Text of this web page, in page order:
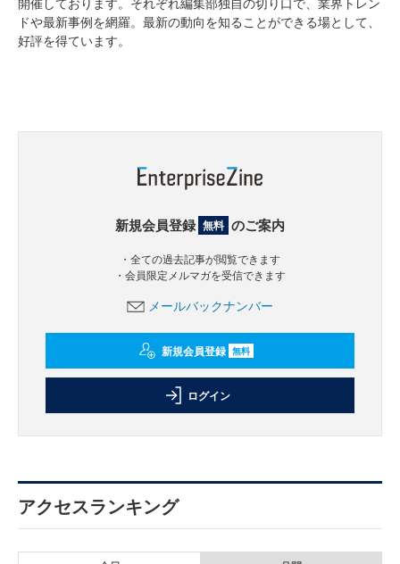
ドや最新事例を網羅。最新の動向を知ることができる場として、
好評を得ています。
新規会員登録 無料 のご案内
・全ての過去記事が閲覧できます
・会員限定メルマガを受信できます
メールバックナンバー
新規会員登録 無料
ログイン
アクセスランキング